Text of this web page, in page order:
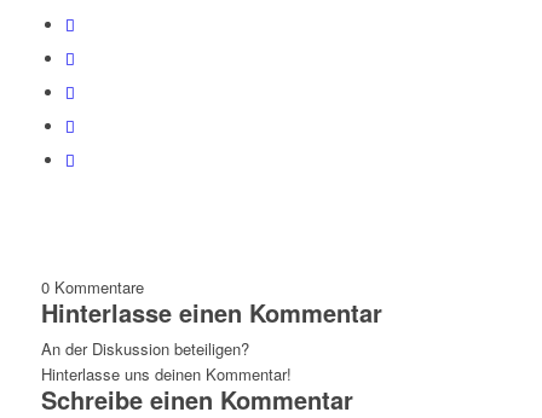
0 Kommentare
Hinterlasse einen Kommentar
An der Diskussion beteiligen?
Hinterlasse uns deinen Kommentar!
Schreibe einen Kommentar